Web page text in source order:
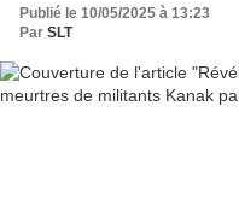
Publié le 10/05/2025 à 13:23
Par SLT